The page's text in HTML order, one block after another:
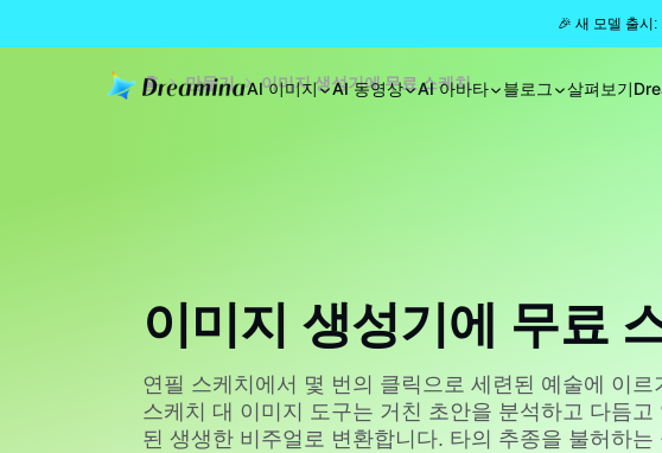
🎉 새 모델 출시
AI 이미지 AI 동영상 AI 아바타 블로그 살펴보기
홈 만들기 이미지 생성기에 무료 스케치
이미지 생성기에 무료
연필 스케치에서 몇 번의 클릭으로 세련된 예술에 이르
스케치 대 이미지 도구는 거친 초안을 분석하고 다듬고
된 생생한 비주얼로 변환합니다. 타의 추종을 불허하